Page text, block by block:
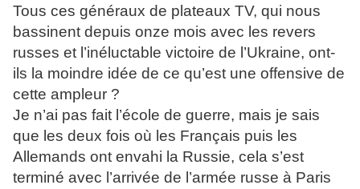
Tous ces généraux de plateaux TV, qui nous
bassinent depuis onze mois avec les revers
russes et l’inéluctable victoire de l’Ukraine, ont-
ils la moindre idée de ce qu’est une offensive de
cette ampleur ?
Je n’ai pas fait l’école de guerre, mais je sais
que les deux fois où les Français puis les
Allemands ont envahi la Russie, cela s’est
terminé avec l’arrivée de l’armée russe à Paris